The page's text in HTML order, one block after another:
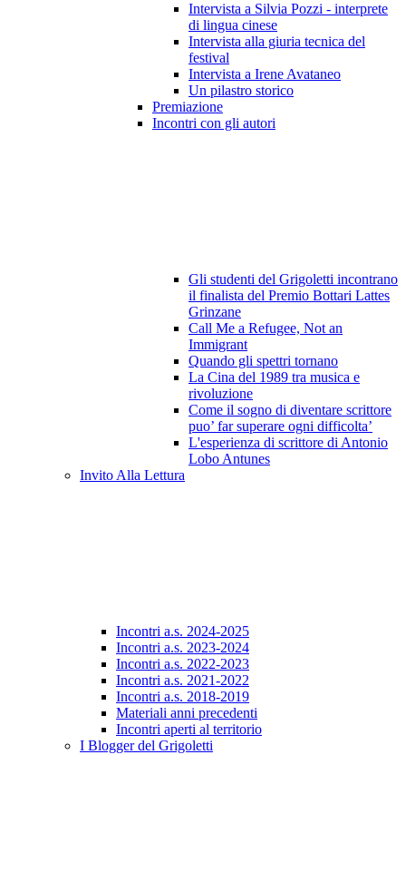
Intervista a Silvia Pozzi - interprete
di lingua cinese
Intervista alla giuria tecnica del
festival
Intervista a Irene Avataneo
Un pilastro storico
Premiazione
Incontri con gli autori
Gli studenti del Grigoletti incontrano
il finalista del Premio Bottari Lattes
Grinzane
Call Me a Refugee, Not an
Immigrant
Quando gli spettri tornano
La Cina del 1989 tra musica e
rivoluzione
Come il sogno di diventare scrittore
puo’ far superare ogni difficolta’
L'esperienza di scrittore di Antonio
Lobo Antunes
Invito Alla Lettura
Incontri a.s. 2024-2025
Incontri a.s. 2023-2024
Incontri a.s. 2022-2023
Incontri a.s. 2021-2022
Incontri a.s. 2018-2019
Materiali anni precedenti
Incontri aperti al territorio
I Blogger del Grigoletti